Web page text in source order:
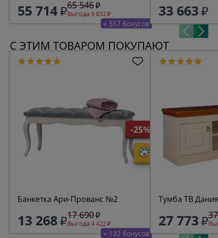
55 714 65 546
Выгода 9 832
+ 557 бонусов
33 663
С ЭТИМ ТОВАРОМ ПОКУПАЮТ
-25%
Банкетка Ари-Прованс №2
13 268 17 690
Выгода 4 422
+ 132 бонусов
Тумба ТВ
27 773